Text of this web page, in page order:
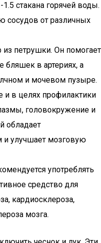
стакана горячей воды.
сосудов от различных
из петрушки. Он помогает
бляшек в артериях, а
и мочевом пузыре.
и в целях профилактики
головокружение и
обладает
улучшает мозговую
употреблять
средство для
кардиосклероза,
мозга.